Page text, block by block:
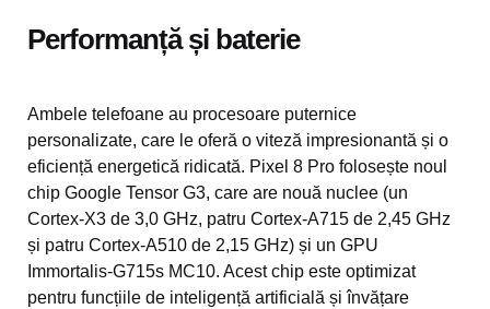
Performanță și baterie
Ambele telefoane au procesoare puternice
personalizate, care le oferă o viteză impresionantă și o
eficiență energetică ridicată. Pixel 8 Pro folosește noul
chip Google Tensor G3, care are nouă nuclee (un
Cortex-X3 de 3,0 GHz, patru Cortex-A715 de 2,45 GHz
și patru Cortex-A510 de 2,15 GHz) și un GPU
Immortalis-G715s MC10. Acest chip este optimizat
pentru funcțiile de inteligență artificială și învățare